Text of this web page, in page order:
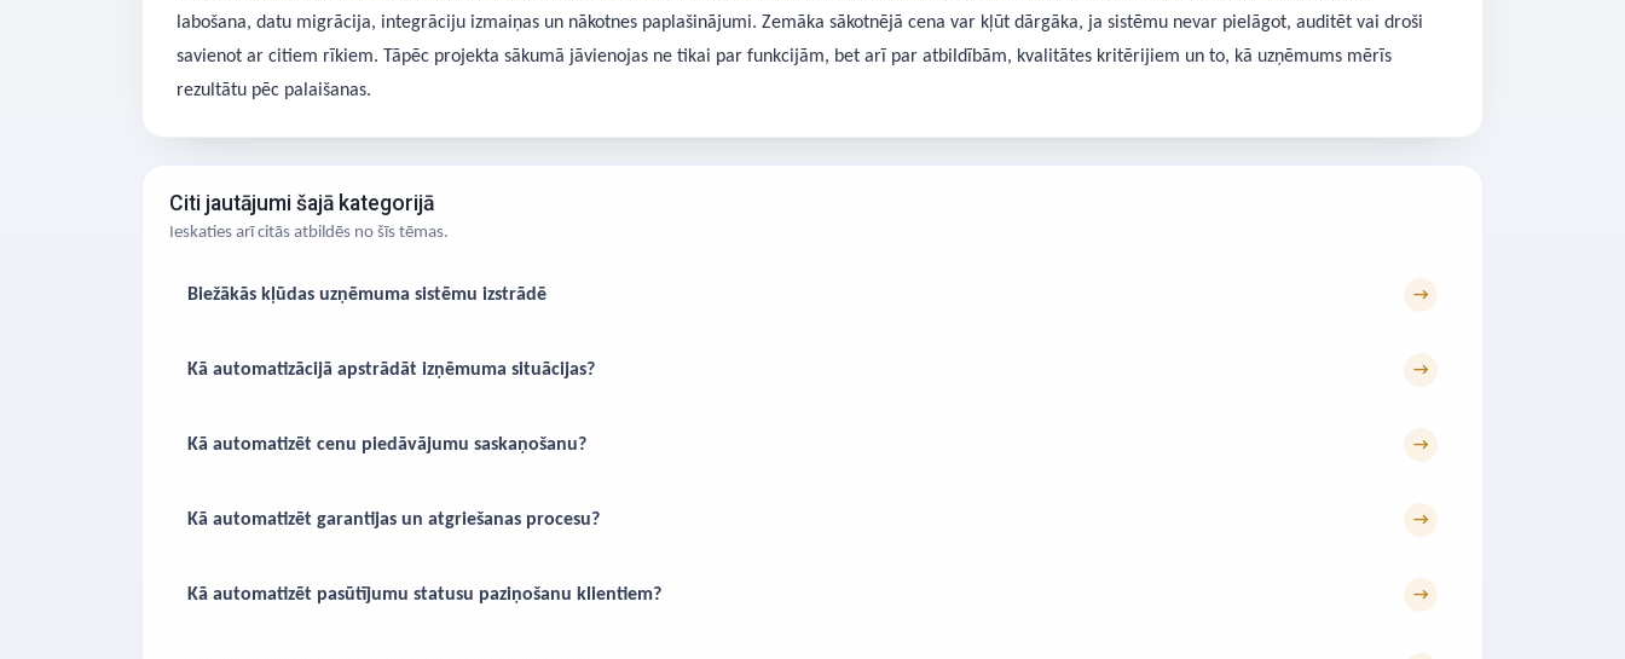
labošana, datu migrācija, integrāciju izmaiņas un nākotnes paplašinājumi. Zemāka sākotnējā cena var kļūt dārgāka, ja sistēmu nevar pielāgot, auditēt vai droši
savienot ar citiem rīkiem. Tāpēc projekta sākumā jāvienojas ne tikai par funkcijām, bet arī par atbildībām, kvalitātes kritērijiem un to, kā uzņēmums mērīs
rezultātu pēc palaišanas.
Citi jautājumi šajā kategorijā
Ieskaties arī citās atbildēs no šīs tēmas.
Biežākās kļūdas uzņēmuma sistēmu izstrādē →
Kā automatizācijā apstrādāt izņēmuma situācijas? →
Kā automatizēt cenu piedāvājumu saskaņošanu? →
Kā automatizēt garantijas un atgriešanas procesu? →
Kā automatizēt pasūtījumu statusu paziņošanu klientiem? →